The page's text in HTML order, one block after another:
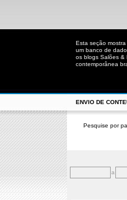
Esta seção
um banco de
os blogs Salões &
contemporânea
ENVIO DE
Pesquise por
a